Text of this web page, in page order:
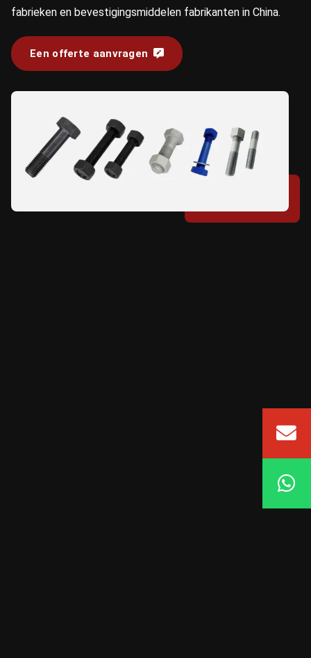
fabrieken en bevestigingsmiddelen fabrikanten in China.
Een offerte aanvragen